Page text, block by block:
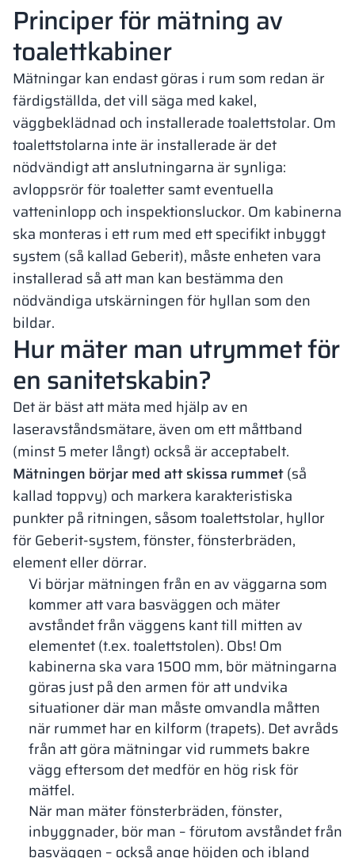
Principer för mätning av
toalettkabiner
Mätningar kan endast göras i rum som redan är
färdigställda, det vill säga med kakel,
väggbeklädnad och installerade toalettstolar. Om
toalettstolarna inte är installerade är det
nödvändigt att anslutningarna är synliga:
avloppsrör för toaletter samt eventuella
vatteninlopp och inspektionsluckor. Om kabinerna
ska monteras i ett rum med ett specifikt inbyggt
system (så kallad Geberit), måste enheten vara
installerad så att man kan bestämma den
nödvändiga utskärningen för hyllan som den
bildar.
Hur mäter man utrymmet för
en sanitetskabin?
Det är bäst att mäta med hjälp av en
laseravståndsmätare, även om ett måttband
(minst 5 meter långt) också är acceptabelt.
Mätningen börjar med att skissa rummet(så
kallad toppvy) och markera karakteristiska
punkter på ritningen, såsom toalettstolar, hyllor
för Geberit-system, fönster, fönsterbräden,
element eller dörrar.
Vi börjar mätningen från en av väggarna som
kommer att vara basväggen och mäter
avståndet från väggens kant till mitten av
elementet (t.ex. toalettstolen). Obs! Om
kabinerna ska vara 1500 mm, bör mätningarna
göras just på den armen för att undvika
situationer där man måste omvandla måtten
när rummet har en kilform (trapets). Det avråds
från att göra mätningar vid rummets bakre
vägg eftersom det medför en hög risk för
mätfel.
När man mäter fönsterbräden, fönster,
inbyggnader, bör man – förutom avståndet från
basväggen – också ange höjden och ibland